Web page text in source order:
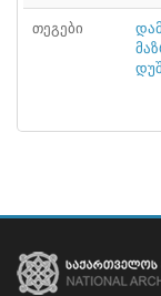
ᲤᲐᲘᲚᲘ
47
ᲤᲐᲘᲚᲘ
ᲤᲐᲘᲚᲘ
თეგები